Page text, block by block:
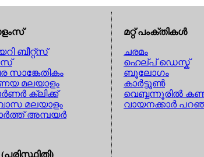
ബീറ്റ്സ്
സാങ്കേതികം
മലയാളം
ക്ലിക്ക്
മലയാളം
അമ്പയര്‍
(പരിസ്ഥിതി)
മറ്റ് പംക്തികള്‍
ചരമം
ഹെല്പ് ഡെസ്ക്
ബൂലോഗം
കാര്‍ട്ടൂണ്‍
വെബ്ബന്നൂരില്‍
വായനക്കാര്‍